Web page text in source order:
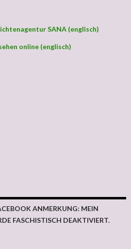
SANA (englisch)
online (englisch)
ANMERKUNG: MEIN
FASCHISTISCH DEAKTIVIERT.